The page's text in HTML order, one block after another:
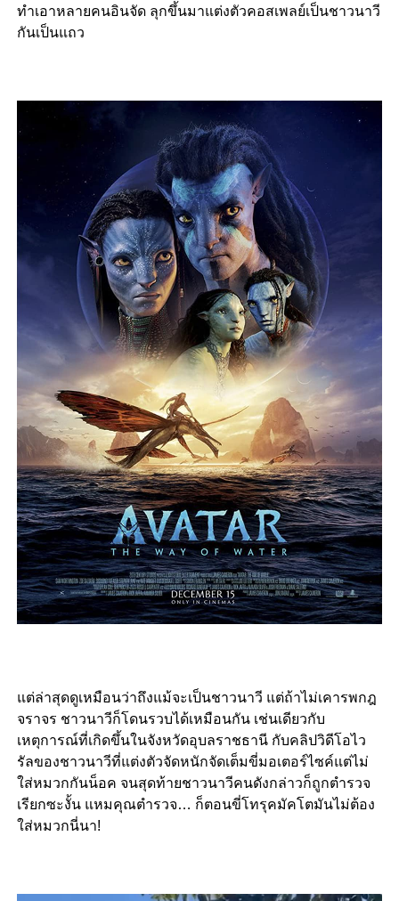
ทำเอาหลายคนอินจัด ลุกขึ้นมาแต่งตัวคอสเพลย์เป็นชาวนาวี
กันเป็นแถว
แต่ล่าสุดดูเหมือนว่าถึงแม้จะเป็นชาวนาวี แต่ถ้าไม่เคารพกฎ
จราจร ชาวนาวีก็โดนรวบได้เหมือนกัน เช่นเดียวกับ
เหตุการณ์ที่เกิดขึ้นในจังหวัดอุบลราชธานี กับคลิปวิดีโอไว
รัลของชาวนาวีที่แต่งตัวจัดหนักจัดเต็มขี่มอเตอร์ไซค์แต่ไม่
ใส่หมวกกันน็อค จนสุดท้ายชาวนาวีคนดังกล่าวก็ถูกตำรวจ
เรียกซะงั้น แหมคุณตำรวจ… ก็ตอนขี่โทรุคมัคโตมันไม่ต้อง
ใส่หมวกนี่นา!